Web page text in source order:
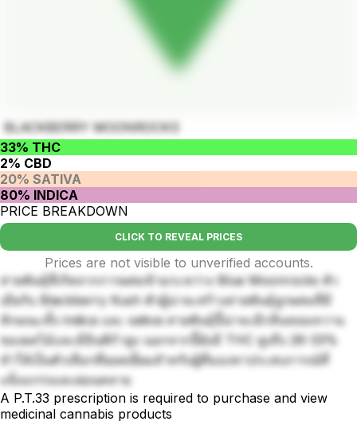
BLACKBERRY MOONROCKS
33% THC
2% CBD
20% SATIVA
80% INDICA
PRICE BREAKDOWN
CLICK TO REVEAL PRICES
Prices are not visible to unverified accounts.
สายพันธุ์ที่เกิดจากการผสมข้ามระหว่าง Blue Moonrocks ตัว
เมียกับ Blackberry Kush ตัวผู้น่าจะสร้างสายพันธุ์ลูกผสมที่มี
ลักษณะทั้ง indica และ sativa สายพันธุ์นี้น่าจะมีกลิ่นหอมหวาน
ของผลไม้และมีอินดิก้าสูง นอกจากนี้ยังมี THC สูงถึง 26-33%
ทำให้เป็นตัวเลือกที่ยอดเยี่ยมสำหรับผู้ที่มองหาประสบการณ์ที่
แข็งแกร่งและผ่อนคลาย
A P.T.33 prescription is required to purchase and view
medicinal cannabis products